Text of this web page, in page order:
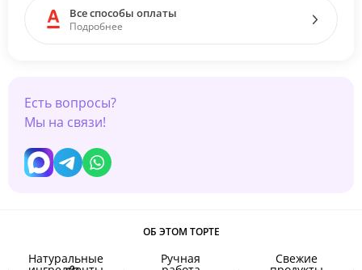
Все способы оплаты
Подробнее
Есть вопросы?
Мы на связи!
ОБ ЭТОМ ТОРТЕ
Натуральные Ручная Свежие